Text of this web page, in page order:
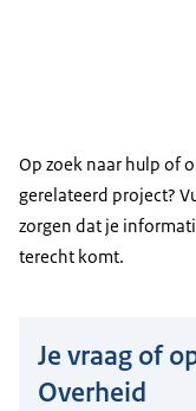
Op zoek naar hulp of
gerelateerd project?
zorgen dat je
terecht komt.
Je vraag of
Overheid
Hier niets